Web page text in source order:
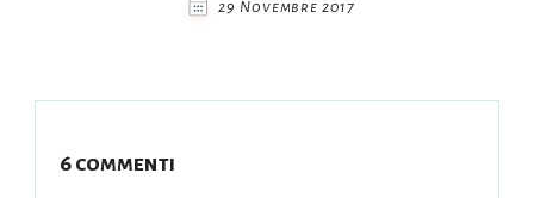
29 Novembre 2017
6 commenti